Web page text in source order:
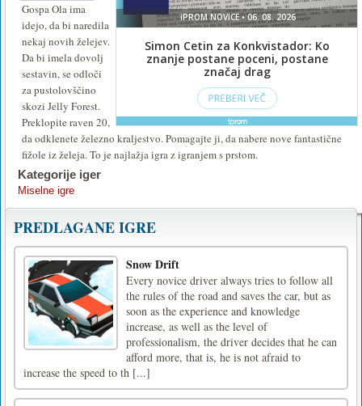
Gospa Ola ima
idejo, da bi naredila
nekaj novih želejev.
Da bi imela dovolj
sestavin, se odloči
za pustolovščino
skozi Jelly Forest.
Preklopite raven 20,
da odklenete železno kraljestvo. Pomagajte ji, da nabere nove fantastične
fižole iz želeja. To je najlažja igra z igranjem s prstom.
Kategorije iger
Miselne igre
PREDLAGANE IGRE
Snow Drift
Every novice driver always tries to follow all
the rules of the road and saves the car, but as
soon as the experience and knowledge
increase, as well as the level of
professionalism, the driver decides that he can
afford more, that is, he is not afraid to
increase the speed to th [...]